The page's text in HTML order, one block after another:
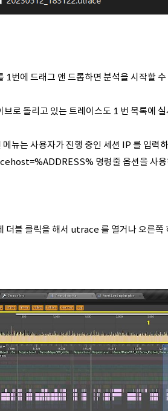
1번에 드래그 앤 드롭하면 분석을 시작할 수
브로 돌리고 있는 트레이스도 1 번 목록에
메뉴는 사용자가 진행 중인 세션 IP 를 입력
명령줄 옵션을 사
더블 클릭을 해서 utrace 를 열거나 오른